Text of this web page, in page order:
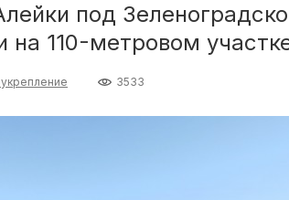
под
на 110-метровом
3533